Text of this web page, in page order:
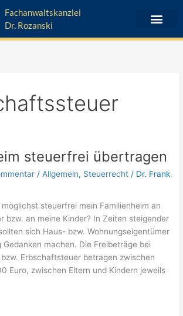
Fachanwaltskanzlei
Dr. Rozanski
steuerfrei übertragen
/Allgemein, Steuerrecht / Dr. Frank
steuerfrei mein Familienheim an
bzw. an meine Kinder? In Zeiten steigender
sich Haus- bzw. Wohnungseigentümer
machen. Die Freibeträge bei
Erbschaftsteuer betragen zwischen
Euro, zwischen Eltern und Kindern jeweils